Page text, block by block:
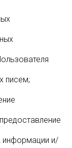
писем;
информации и/